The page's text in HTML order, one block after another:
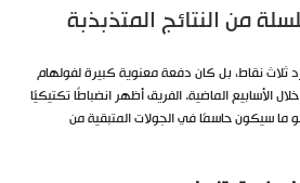
من النتائج المتذبذبة
ثلاث نقاط، بل كان دفعة معنوية كبيرة لفولهام
الأسابيع الماضية. الفريق أظهر انضباطًا تكتيكيًا
ما سيكون حاسمًا في الجولات المتبقية من